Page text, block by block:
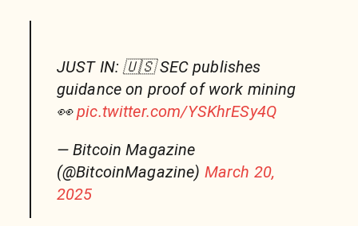
JUST IN: 🇺🇸 SEC publishes
guidance on proof of work mining
👀pic.twitter.com/YSKhrESy4Q
— Bitcoin Magazine
(@BitcoinMagazine) March 20,
2025